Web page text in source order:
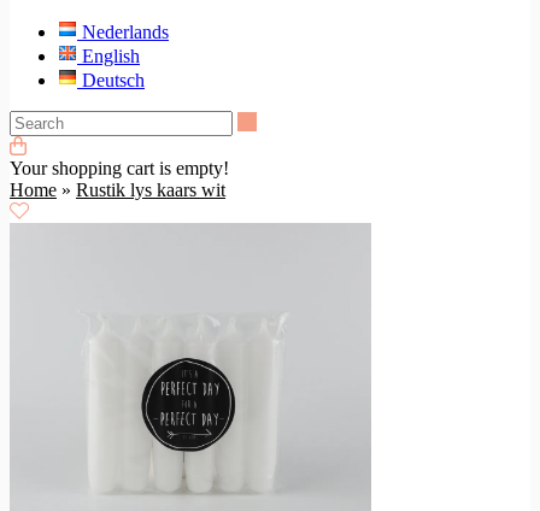
Nederlands
English
Deutsch
Your shopping cart is empty!
Home » Rustik lys kaars wit